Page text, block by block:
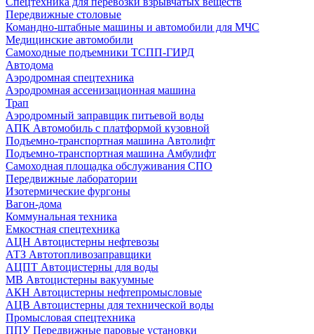
Передвижные столовые
Командно-штабные машины и автомобили для МЧС
Медицинские автомобили
Самоходные подъемники ТСПП-ГИРД
Автодома
Аэродромная спецтехника
Аэродромная ассенизационная машина
Трап
Аэродромный заправщик питьевой воды
АПК Автомобиль с платформой кузовной
Подъемно-транспортная машина Автолифт
Подъемно-транспортная машина Амбулифт
Самоходная площадка обслуживания СПО
Передвижные лаборатории
Изотермические фургоны
Вагон-дома
Коммунальная техника
Емкостная спецтехника
АЦН Автоцистерны нефтевозы
АТЗ Автотопливозаправщики
АЦПТ Автоцистерны для воды
МВ Автоцистерны вакуумные
АКН Автоцистерны нефтепромысловые
АЦВ Автоцистерны для технической воды
Промысловая спецтехника
ППУ Передвижные паровые установки